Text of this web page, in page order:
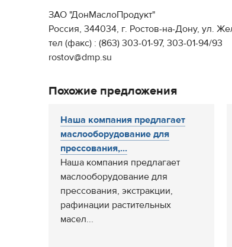
ЗАО "ДонМаслоПродукт"
Россия, 344034, г. Ростов-на-Дону, ул.
тел (факс) : (863) 303-01-97, 303-01-94/93
rostov@dmp.su
Похожие предложения
Наша компания предлагает
маслооборудование для
прессования,...
Наша компания предлагает
маслооборудование для
прессования, экстракции,
рафинации растительных
масел...